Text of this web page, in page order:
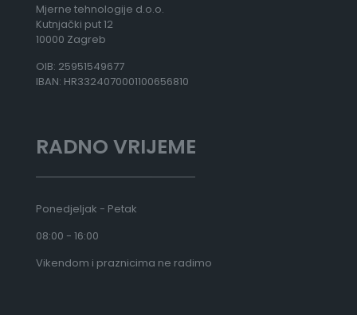
Mjerne tehnologije d.o.o.
Kutnjački put 12
10000 Zagreb
OIB: 25951549677
IBAN: HR3324070001100656810
RADNO VRIJEME
Ponedjeljak - Petak
08:00 - 16:00
Vikendom i praznicima ne radimo